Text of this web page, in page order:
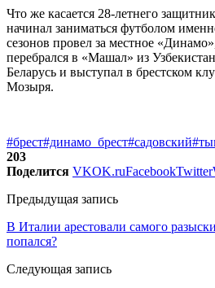
Что же касается 28-летнего
начинал заниматься футболом
сезонов провел за местное
перебрался в «Машал» из
Беларусь и выступал в брестском
Мозыря.
#брест#динамо_брест#садовский
203
Поделится VKOK.ruFacebookTwitter
Предыдущая запись
В Италии арестовали самого
попался?
Следующая запись